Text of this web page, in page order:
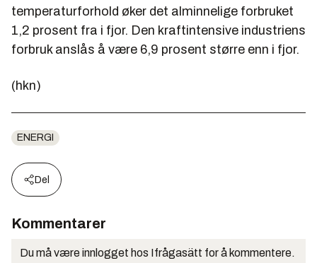
temperaturforhold øker det alminnelige forbruket
1,2 prosent fra i fjor. Den kraftintensive industriens
forbruk anslås å være 6,9 prosent større enn i fjor.
(hkn)
ENERGI
Del
Kommentarer
Du må være innlogget hos Ifrågasätt for å kommentere.